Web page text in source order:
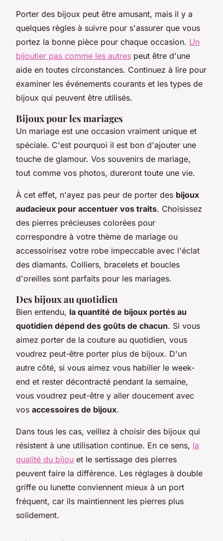
Porter des bijoux peut être amusant, mais il y a
quelques règles à suivre pour s'assurer que vous
portez la bonne pièce pour chaque occasion. Un
bijoutier pas comme les autres peut être d'une
aide en toutes circonstances. Continuez à lire pour
examiner les événements courants et les types de
bijoux qui peuvent être utilisés.
Bijoux pour les mariages
Un mariage est une occasion vraiment unique et
spéciale. C'est pourquoi il est bon d'ajouter une
touche de glamour. Vos souvenirs de mariage,
tout comme vos photos, dureront toute une vie.
À cet effet, n'ayez pas peur de porter des bijoux
audacieux pour accentuer vos traits. Choisissez
des pierres précieuses colorées pour
correspondre à votre thème de mariage ou
accessoirisez votre robe impeccable avec l'éclat
des diamants. Colliers, bracelets et boucles
d'oreilles sont parfaits pour les mariages.
Des bijoux au quotidien
Bien entendu, la quantité de bijoux portés au
quotidien dépend des goûts de chacun. Si vous
aimez porter de la couture au quotidien, vous
voudrez peut-être porter plus de bijoux. D'un
autre côté, si vous aimez vous habiller le week-
end et rester décontracté pendant la semaine,
vous voudrez peut-être y aller doucement avec
vos accessoires de bijoux.
Dans tous les cas, veillez à choisir des bijoux qui
résistent à une utilisation continue. En ce sens, la
qualité du bijou et le sertissage des pierres
peuvent faire la différence. Les réglages à double
griffe ou lunette conviennent mieux à un port
fréquent, car ils maintiennent les pierres plus
solidement.